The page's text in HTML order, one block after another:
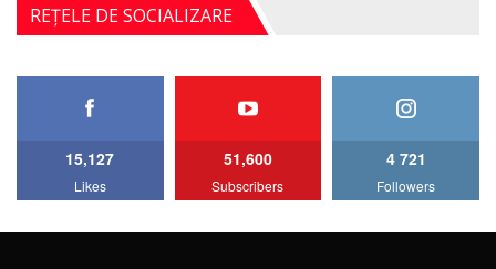
5
AutoBlog.MD
17:35
4MATIC V223) / Test Drive AutoBlog.MD
REȚELE DE SOCIALIZARE
15,127
Likes
51,600
Subscribers
4 721
Followers